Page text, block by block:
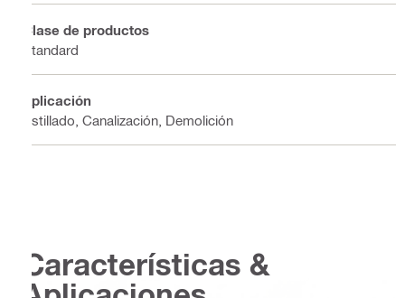
Clase de productos
Standard
Aplicación
Astillado, Canalización, Demolición
Características &